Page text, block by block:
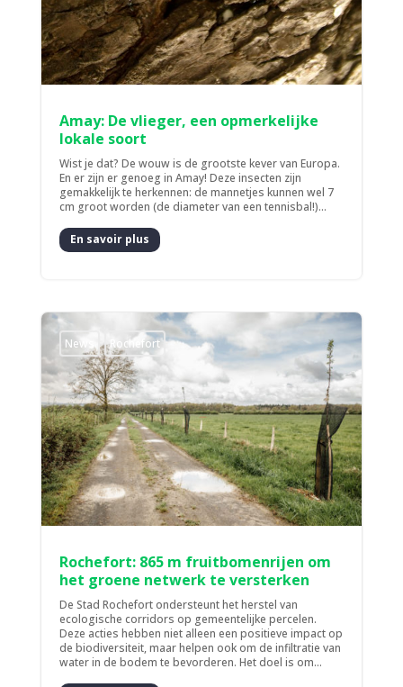
Amay: De vlieger, een opmerkelijke
lokale soort
Wist je dat? De wouw is de grootste kever van Europa.
En er zijn er genoeg in Amay! Deze insecten zijn
gemakkelijk te herkennen: de mannetjes kunnen wel 7
cm groot worden (de diameter van een tennisbal!)...
En savoir plus
News Rochefort
Rochefort: 865 m fruitbomenrijen om
het groene netwerk te versterken
De Stad Rochefort ondersteunt het herstel van
ecologische corridors op gemeentelijke percelen.
Deze acties hebben niet alleen een positieve impact op
de biodiversiteit, maar helpen ook om de infiltratie van
water in de bodem te bevorderen. Het doel is om...